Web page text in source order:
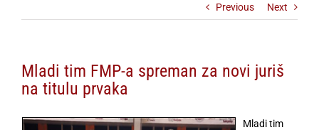
Previous Next
Mladi tim FMP-a spreman za novi juriš
na titulu prvaka
Mladi tim